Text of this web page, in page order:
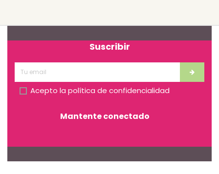
Suscribir
Acepto la política de confidencialidad
Mantente conectado